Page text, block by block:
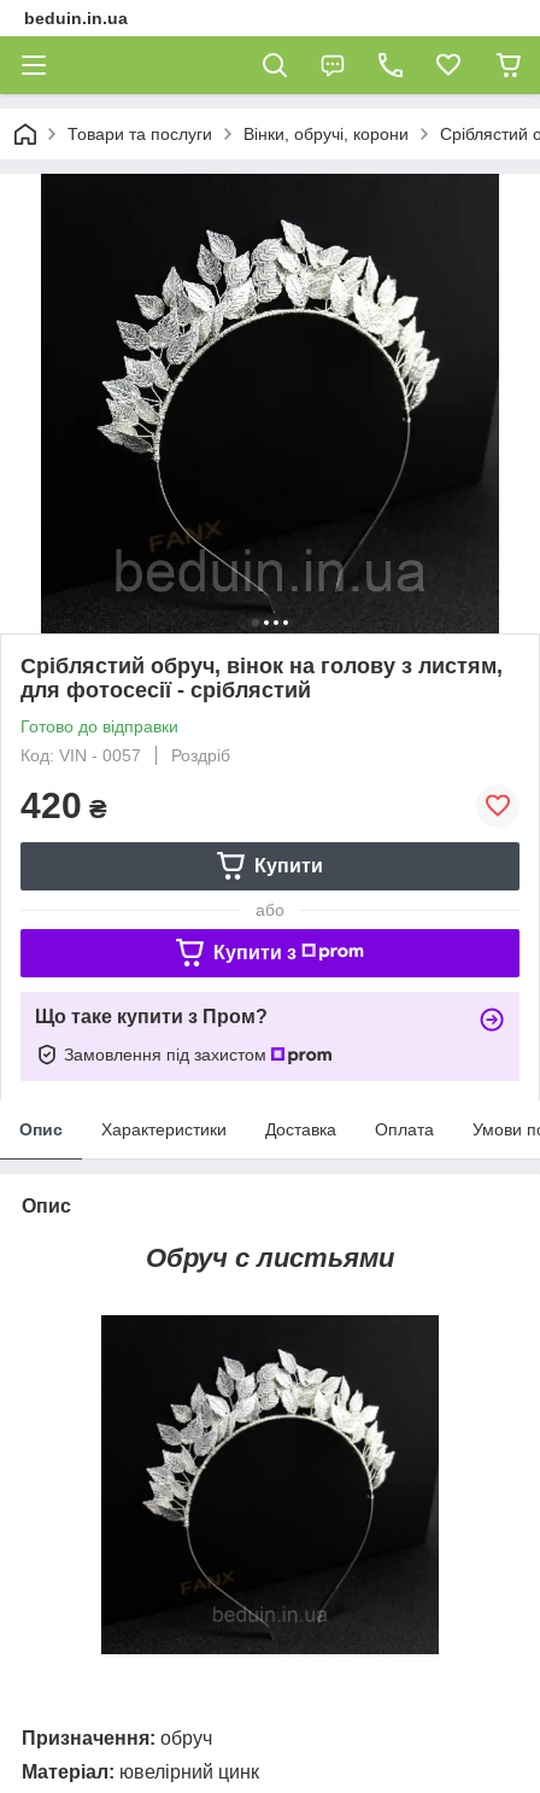
beduin.in.ua
Товари та послуги Вінки, обручі, корони Сріблястий
Сріблястий обруч, вінок на голову з листям,
для фотосесії - сріблястий
Готово до відправки
Код: VIN - 0057
Роздріб
420 ₴
Купити
або
Купити з
Що таке купити з Пром?
Замовлення під захистом
Опис Характеристики Доставка Оплата Умови
Опис
Обруч с листьями
Призначення: обруч
Матеріал: ювелірний цинк